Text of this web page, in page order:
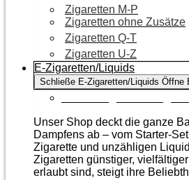
Zigaretten M-P
Zigaretten ohne Zusätze
Zigaretten Q-T
Zigaretten U-Z
E-Zigaretten/Liquids
Schließe E-Zigaretten/Liquids Öffne
Unser Shop deckt die ganze
Dampfens ab – vom Starter-
Zigarette und unzähligen
Zigaretten günstiger,
erlaubt sind, steigt ihre